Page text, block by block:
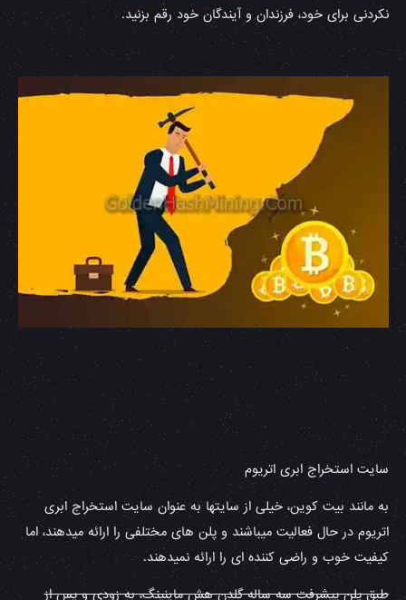
نکردنی برای خود، فرزندان و آیندگان خود رقم بزنید.
سایت استخراج ابری اتریوم
به مانند بیت کوین، خیلی از سایتها به عنوان سایت استخراج ابری
اتریوم در حال فعالیت میباشند و پلن های مختلفی را ارائه میدهند، اما
کیفیت خوب و راضی کننده ای را ارائه نمیدهند.
طبق پلن پیشرفت سه ساله گلدن هش ماینینگ، به زودی و پس از